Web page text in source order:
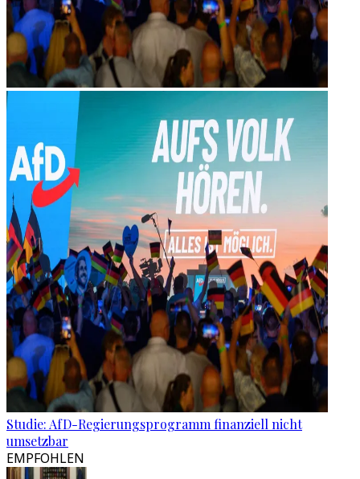
Studie: AfD-Regierungsprogramm finanziell nicht
umsetzbar
EMPFOHLEN